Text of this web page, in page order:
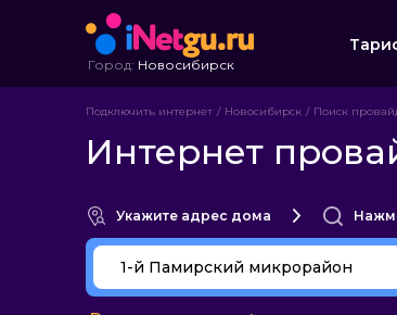
Город: Новосибирск
Подключить интернет Новосибирск Поиск
Интернет
Укажите адрес дома